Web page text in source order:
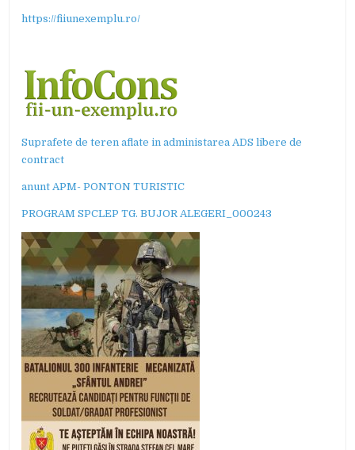
https://fiiunexemplu.ro/
Suprafete de teren aflate in administarea ADS libere de
contract
anunt APM- PONTON TURISTIC
PROGRAM SPCLEP TG. BUJOR ALEGERI_000243